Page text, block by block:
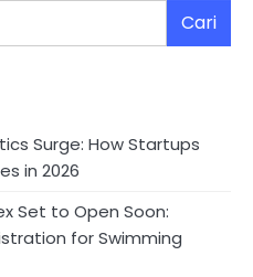
Cari
Surge: How Startups
in 2026
Set to Open Soon:
for Swimming